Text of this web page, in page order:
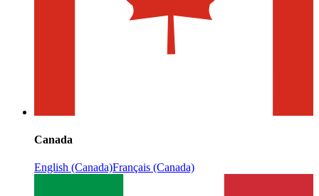
Canada
English (Canada)Français (Canada)